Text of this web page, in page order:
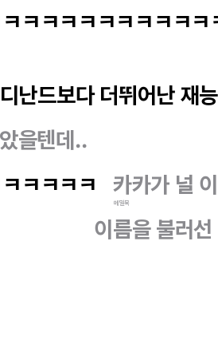
ㅋㅋㅋㅋㅋㅋㅋㅋㅋ
난드보다 더뛰어난 재
을텐데..
ㅋㅋㅋㅋ 카카가 널
메밀묵
이름을 불러